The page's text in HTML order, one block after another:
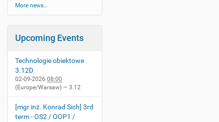
More news…
Upcoming Events
Technologie obiektowe
3.12D
02-09-2026 08:00
(Europe/Warsaw) — 3.12
[mgr inż. Konrad Sich] 3rd
term - OS2 / OOP1 /